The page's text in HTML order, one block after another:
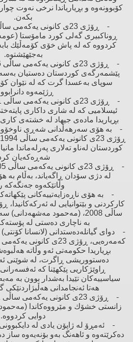
كۆبوونەوە ‌و بڕیاریاندا نرخی نەوت
بكەن.
ڕوناكبیری گەلی كورد مامۆستا
كردووە كە لە پاش خۆی كۆمەڵێك
بەجێهێشتوە.
پێشمەرگەی كوردستان دەستیان
سوپای بەعسدا گرت كە لە نێوان
ڕژێمەوە
ئیسلامیی كە لە شاری داكاری
بڕیاریدا مادەی جیهاد لە خشتەی
- بە هۆی سەرهەڵدانی شەڕی
كوردستان لەناو تەلاری پەرلەماندا
شەڕەكەیان
لە دژی سۆدان ڕاگەیاند، بەڵام بە
وڵاتێكەوە جەنگەكە
- بە هۆی ناڕەزایەتییەكانی
ساڵی 2008، (مەحمود
بە ناچاری دەستی لە
- دوای گیانلەدەستدانی (لانسانا
بڕیاریدا حكومەتی ئەو وڵاتە
دەستووریشی ڕاگرت، لە شوێنی
ڕاوێژكاریی پێكهێنا كە
سیاسییەكان تێیدا بەشدار بوون بە
هەتا ئەنجامدانی هەڵبژاردنێكی
زانستی خشۆك ‌و مێرووەكاندا
دوایی كردووە.
- ئەمڕۆ لە ژاپۆن یادی لە دایكبوونی
دەكرێتەوە ‌و ئاهەنگ بەو بۆنەیەوە